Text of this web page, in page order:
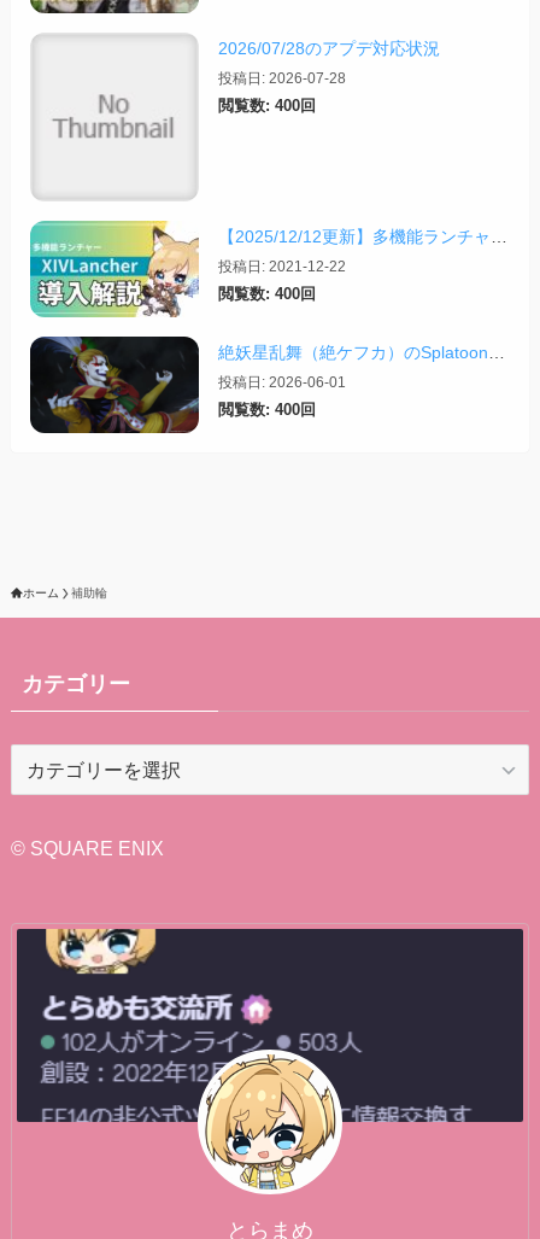
2026/07/28のアプデ対応状況
投稿日: 2026-07-28
閲覧数: 400回
【2025/12/12更新】多機能ランチャー「XIVLauncher」の導入方法・使い方について
投稿日: 2021-12-22
閲覧数: 400回
絶妖星乱舞（絶ケフカ）のSplatoonレイアウト・スクリプトまとめ
投稿日: 2026-06-01
閲覧数: 400回
ホーム 補助輪
カテゴリー
リ
© SQUARE ENIX
とらまめ